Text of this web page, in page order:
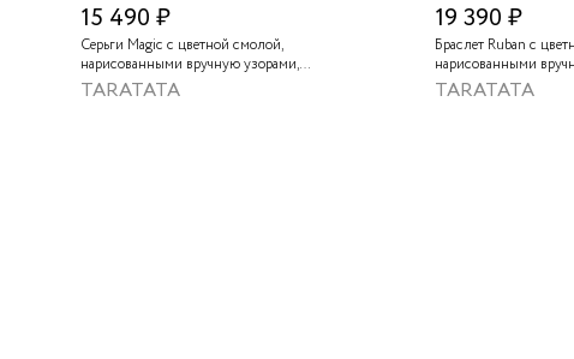
15 490 ₽
Серьги Magic с цветной смолой,
нарисованными вручную узорами,
лабрадоритом и металлизированной
крааской
TARATATA
19 390 ₽
Браслет Ruban с
нарисованными
золотой краской
TARATATA